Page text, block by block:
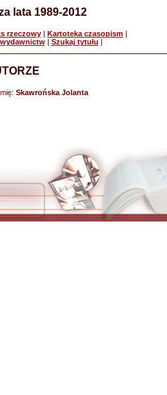
lata 1989-2012
rzeczowy | Kartoteka czasopism |
| Szukaj tytułu |
Skawrońska Jolanta